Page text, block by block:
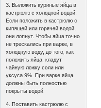
3. Выложить куриные яйца в
кастрюлю с холодной водой.
Если положить в кастрюлю с
кипящей или горячей водой,
они лопнут. Чтобы яйца точно
не трескались при варке, в
холодную воду, до того, как
положить яйца, кладут
чайную ложку соли или
уксуса 9%. При варке яйца
должны быть полностью
покрыты водой.
4. Поставить кастрюлю с